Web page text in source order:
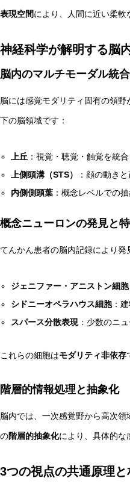
表現空間により、人間に近い柔軟
神経科学が解明する脳
脳内のマルチモーダル統
脳には感覚モダリティ固有の領野
下の脳領域です：
上丘 ：視覚・聴覚・触覚を統
上側頭溝（STS）
：顔の動き
内側側頭葉 ：概念レベルでの
概念ニューロンの発見と
てんかん患者の脳内記録により
ジェニファー・アニストン細胞
シドニーオペラハウス細胞：
スパース分散表現：少数のニ
これらの細胞はモダリティ非依存
階層的情報処理と抽象化
脳内では、一次感覚野から高次
の階層的抽象化により、具体的な
3つの視点の共通原理と